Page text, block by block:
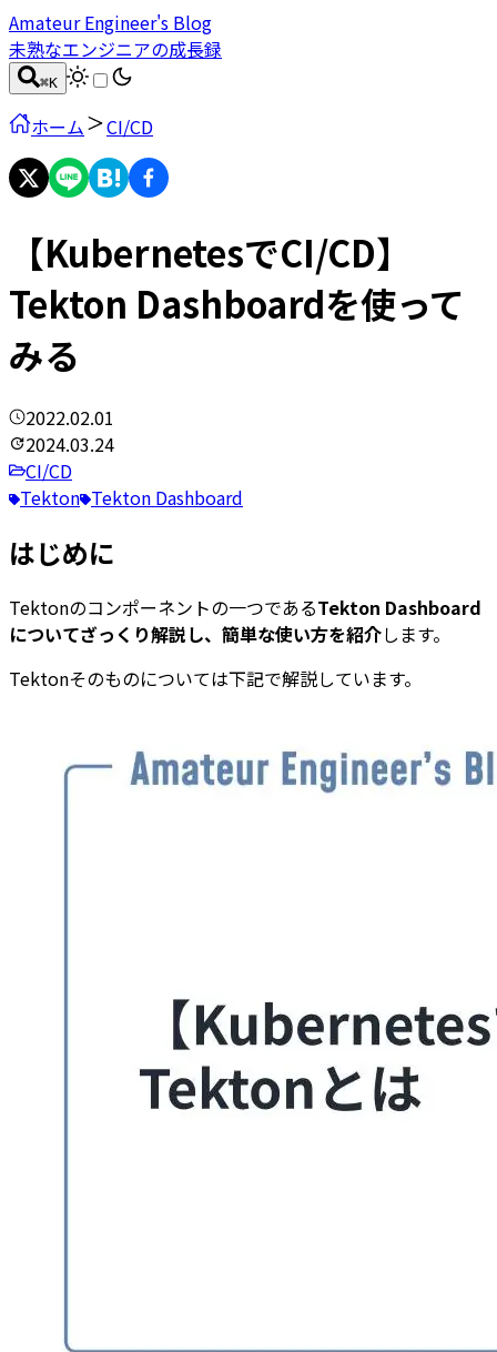
Amateur Engineer's Blog
未熟なエンジニアの成長録
⌘K
ホーム CI/CD
【KubernetesでCI/CD】
Tekton Dashboardを使って
みる
2022.02.01
2024.03.24
CI/CD
Tekton Tekton Dashboard
はじめに
Tektonのコンポーネントの一つであるTekton Dashboard
についてざっくり解説し、簡単な使い方を紹介します。
Tektonそのものについては下記で解説しています。